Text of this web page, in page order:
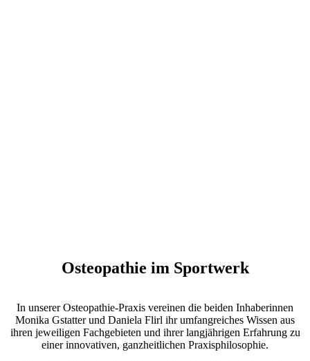
Osteopathie im Sportwerk
In unserer Osteopathie-Praxis vereinen die beiden Inhaberinnen
Monika Gstatter und Daniela Flirl ihr umfangreiches Wissen aus
ihren jeweiligen Fachgebieten und ihrer langjährigen Erfahrung zu
einer innovativen, ganzheitlichen Praxisphilosophie.